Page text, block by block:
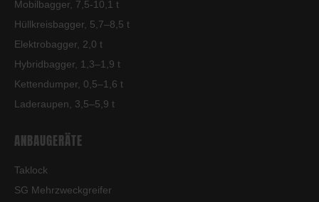
Mobilbagger, 7,5-10,1 t
Hüllkreisbagger, 5,7–8,5 t
Elektrobagger, 2,0 t
Hybridbagger, 1,3–1,9 t
Kettendumper, 0,5–1,6 t
Laderaupen, 3,5–5,9 t
ANBAUGERÄTE
Taklock
SG Mehrzweckgreifer